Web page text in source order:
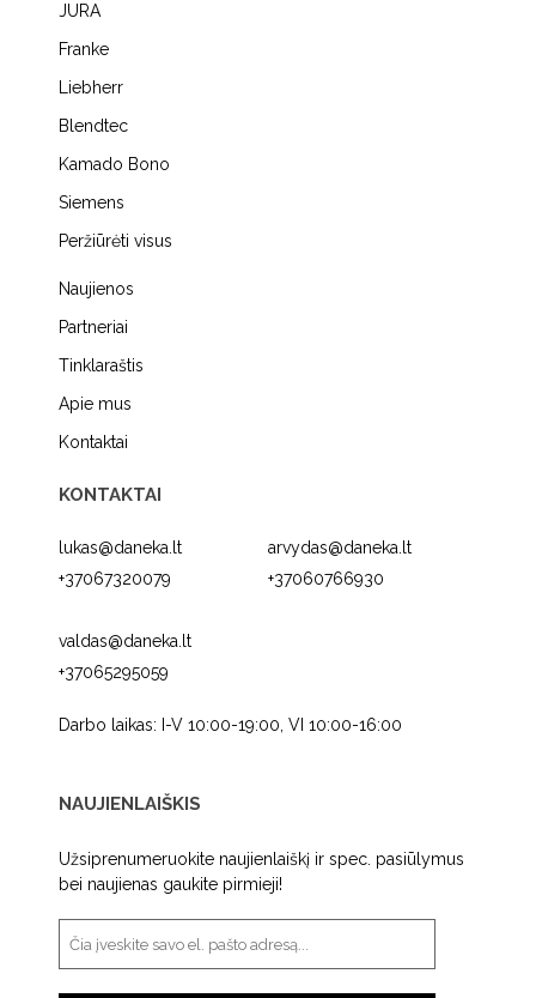
JURA
Franke
Liebherr
Blendtec
Kamado Bono
Siemens
Peržiūrėti visus
Naujienos
Partneriai
Tinklaraštis
Apie mus
Kontaktai
KONTAKTAI
lukas@daneka.lt
+37067320079
arvydas@daneka.lt
+37060766930
valdas@daneka.lt
+37065295059
Darbo laikas: I-V 10:00-19:00, VI 10:00-16:00
NAUJIENLAIŠKIS
Užsiprenumeruokite naujienlaiškį ir spec. pasiūlymus
bei naujienas gaukite pirmieji!